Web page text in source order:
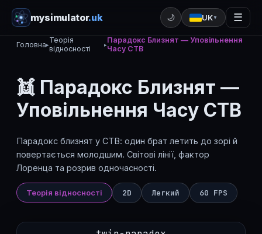
mysimulator.uk 🌙 UK ▼ ☰
Головна▸Теорія
відносності
▸Парадокс Близнят — Уповільнення
Часу СТВ
👯 Парадокс Близнят —
Уповільнення Часу СТВ
Парадокс близнят у СТВ: один брат летить до зорі й
повертається молодшим. Світові лінії, фактор
Лоренца та розрив одночасності.
Теорія відносності 2D Легкий 60 FPS